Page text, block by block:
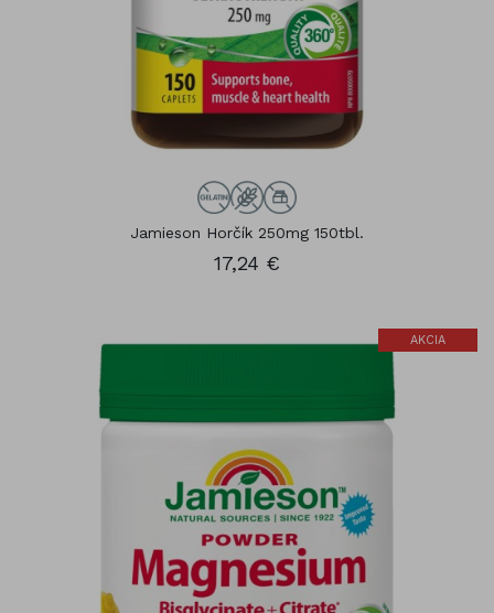
Jamieson Horčík 250mg 150tbl.
17,24 €
AKCIA